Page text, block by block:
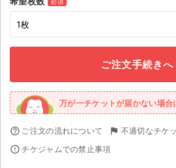
万が一チケットが届かない場合
help_outline ご注文の流れについて flag 不適切なチケ
error_outline チケジャムでの禁止事項